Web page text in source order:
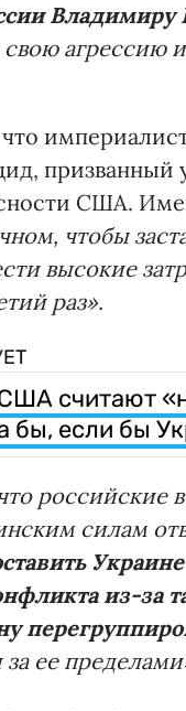
Владимиру
свою агрессию
США.
чтобы
высокие
раз».
считают
бы, если бы
российские
силам
из-за
ее